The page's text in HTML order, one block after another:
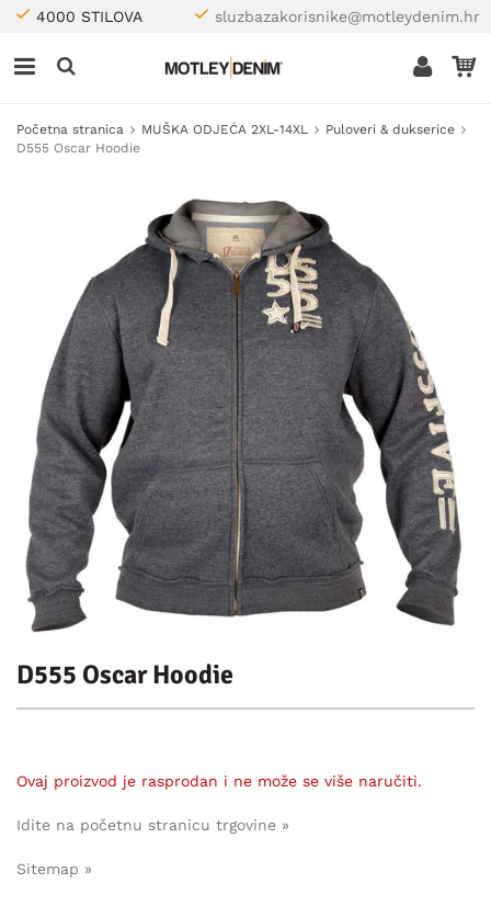
4000 STILOVA sluzbazakorisnike@motleydenim.hr
Početna stranica MUŠKA ODJEĆA 2XL-14XL
Puloveri & dukserice
D555 Oscar Hoodie
D555 Oscar Hoodie
Ovaj proizvod je rasprodan i ne može se više naručiti.
Idite na početnu stranicu trgovine »
Sitemap »